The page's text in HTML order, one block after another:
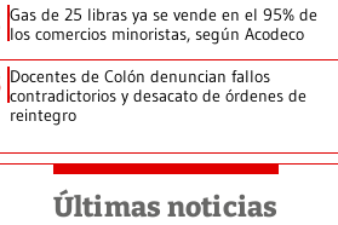
Gas de 25 libras ya se vende en el 95% de
los comercios minoristas, según Acodeco
Docentes de Colón denuncian fallos
contradictorios y desacato de órdenes de
reintegro
Últimas noticias